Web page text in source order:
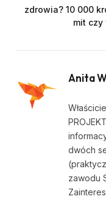
zdrowia? 10 000
mit czy
Anita
dwóch
zawodu